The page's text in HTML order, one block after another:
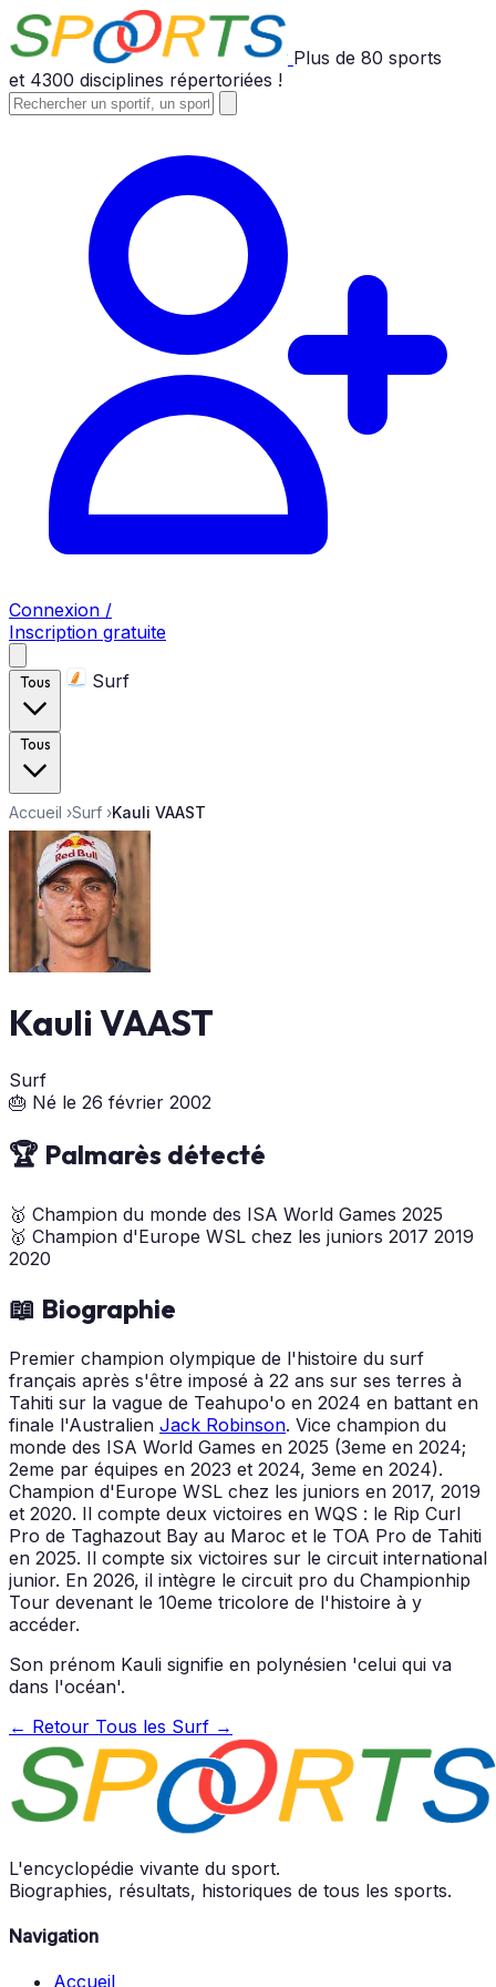
Plus de 80 sports
et 4300 disciplines répertoriées !
Connexion /
Inscription gratuite
Tous Surf
Tous
Accueil ›Surf ›Kauli VAAST
Kauli VAAST
Surf
🎂 Né le 26 février 2002
🏆 Palmarès détecté
🥇 Champion du monde des ISA World Games 2025
🥇 Champion d'Europe WSL chez les juniors 2017 2019
2020
📖 Biographie
Premier champion olympique de l'histoire du surf
français après s'être imposé à 22 ans sur ses terres à
Tahiti sur la vague de Teahupo'o en 2024 en battant en
finale l'Australien Jack Robinson. Vice champion du
monde des ISA World Games en 2025 (3eme en 2024;
2eme par équipes en 2023 et 2024, 3eme en 2024).
Champion d'Europe WSL chez les juniors en 2017, 2019
et 2020. Il compte deux victoires en WQS : le Rip Curl
Pro de Taghazout Bay au Maroc et le TOA Pro de Tahiti
en 2025. Il compte six victoires sur le circuit international
junior. En 2026, il intègre le circuit pro du Championhip
Tour devenant le 10eme tricolore de l'histoire à y
accéder.
Son prénom Kauli signifie en polynésien 'celui qui va
dans l'océan'.
← Retour Tous les Surf →
L'encyclopédie vivante du sport.
Biographies, résultats, historiques de tous les sports.
Navigation
Accueil